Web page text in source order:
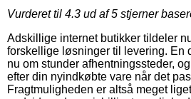
Vurderet til 4.3 ud af 5 stjerner
Adskillige internet butikker tildeler
forskellige løsninger til levering. En
nu om stunder afhentningssteder,
efter din nyindkøbte vare når det
Fragtmuligheden er altså meget